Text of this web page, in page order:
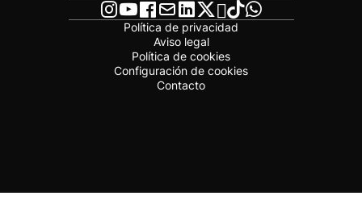
Política de privacidad
Aviso legal
Política de cookies
Configuración de cookies
Contacto